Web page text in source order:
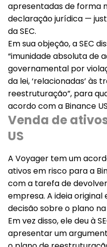
apresentadas de forma
declaração jurídica —
da SEC.
Em sua objeção, a SEC
“imunidade absoluta de
governamental por
da lei, ‘relacionadas’ às
reestruturação”, para
acordo com a Binance
Venda de
US
A Voyager tem um
ativos em risco para a
com a tarefa de
empresa. A ideia original
decisão sobre o plano
Em vez disso, ele deu à
apresentar um